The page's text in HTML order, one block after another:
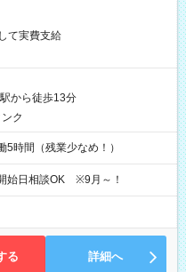
て実費支給
から徒歩13分
ク
時間（残業少なめ！）
日相談OK ※9月～！
る 詳細へ